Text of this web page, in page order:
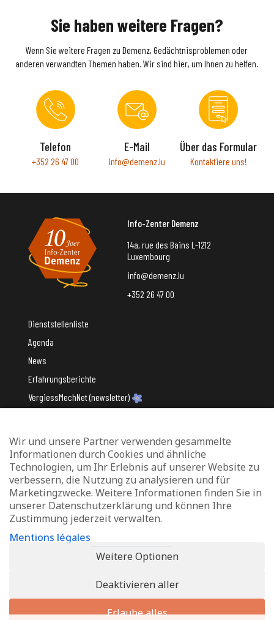
Sie haben weitere Fragen?
Wenn Sie weitere Fragen zu Demenz, Gedächtnisproblemen oder
anderen verwandten Themen haben. Wir sind hier, um Ihnen zu helfen.
Telefon
+352 26 47 00
E-Mail
info@demenz.lu
Über das Formular
Kontaktiere uns!
Info-Zenter Demenz
14a, rue des Bains L-1212
Luxembourg
info@demenz.lu
+352 26 47 00
Dienststellenliste
Agenda
News
Erfahrungsberichte
VergiessMechNet (newsletter)
Mit Unterstützung des
Datenschutz und Verwaltung von Cookies
Rechtliche Hinweise
Erklärung zur Barrierefreiheit
Wir und unsere Partner verwenden gesammelte
Informationen durch Cookies und ähnliche
Technologien, um Ihr Erlebnis auf unserer Website zu
verbessern, die Nutzung zu analysieren und für
Marketingzwecke. Weitere Informationen finden Sie in
unserer Datenschutzerklärung und können Ihre
Zustimmung jederzeit verwalten.
Mentions légales
Weitere Optionen
Deaktivieren aller
Erlaube alles